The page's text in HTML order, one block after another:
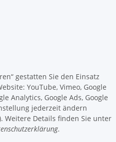
gestatten Sie den Einsatz
YouTube, Vimeo, Google
Analytics, Google Ads, Google
jederzeit ändern
Weitere Details finden Sie unter
.